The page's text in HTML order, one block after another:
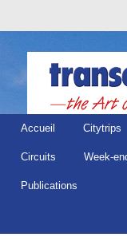
Accueil Citytrips
Circuits Week-
Publications